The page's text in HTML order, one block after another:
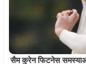
सैम कुरेन फिटनेस समस्याओं